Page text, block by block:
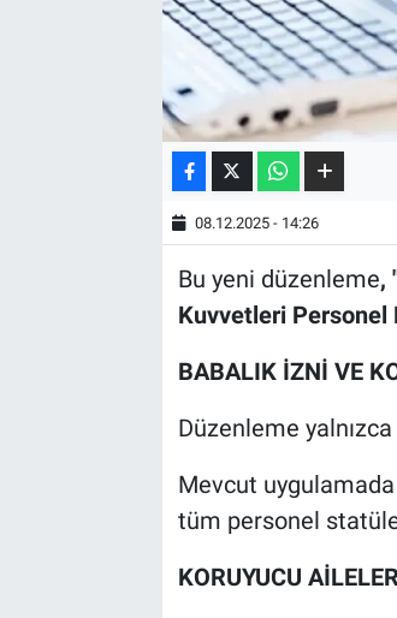
08.12.2025 - 14:26
Bu yeni düzenleme,
Kuvvetleri Personel
BABALIK İZNİ VE
Düzenleme
Mevcut
tüm personel
KORUYUCU